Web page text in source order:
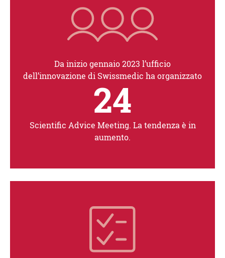
Da inizio gennaio 2023 l’ufficio
dell’innovazione di Swissmedic ha organizzato
24
Scientific Advice Meeting. La tendenza è in
aumento.